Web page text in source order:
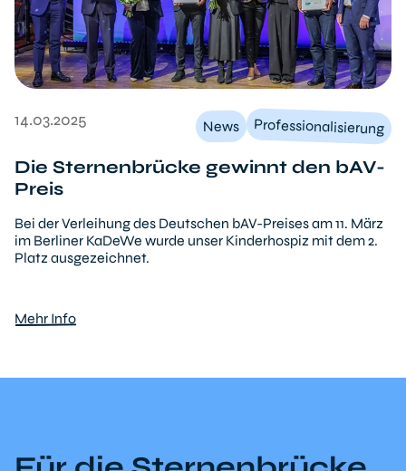
14.03.2025 News Professionalisierung
Die Sternenbrücke gewinnt den bAV-
Preis
Bei der Verleihung des Deutschen bAV-Preises am 11. März
im Berliner KaDeWe wurde unser Kinderhospiz mit dem 2.
Platz ausgezeichnet.
Mehr Info